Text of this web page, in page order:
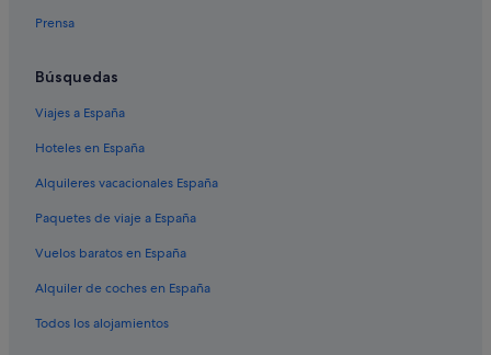
Prensa
Búsquedas
Viajes a España
Hoteles en España
Alquileres vacacionales España
Paquetes de viaje a España
Vuelos baratos en España
Alquiler de coches en España
Todos los alojamientos